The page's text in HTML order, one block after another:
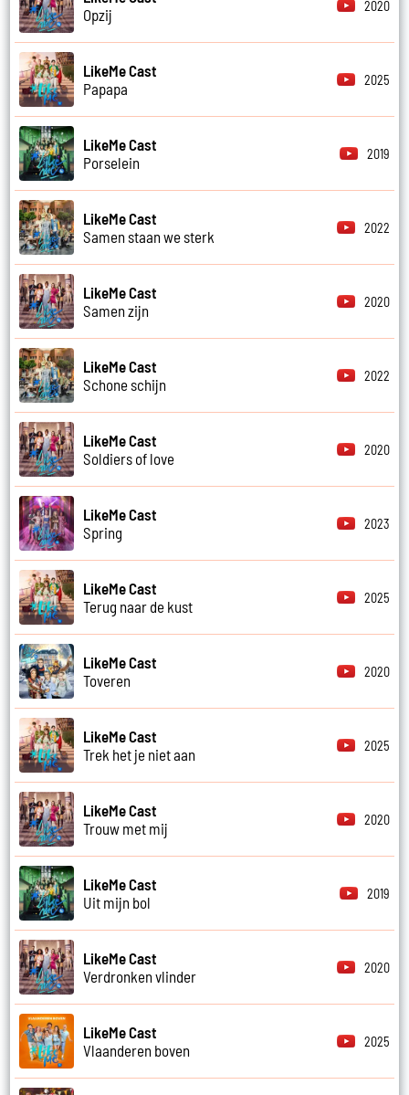
Opzij
2020
LikeMe Cast
Papapa
2025
LikeMe Cast
Porselein
2019
LikeMe Cast
Samen staan we sterk
2022
LikeMe Cast
Samen zijn
2020
LikeMe Cast
Schone schijn
2022
LikeMe Cast
Soldiers of love
2020
LikeMe Cast
Spring
2023
LikeMe Cast
Terug naar de kust
2025
LikeMe Cast
Toveren
2020
LikeMe Cast
Trek het je niet aan
2025
LikeMe Cast
Trouw met mij
2020
LikeMe Cast
Uit mijn bol
2019
LikeMe Cast
Verdronken vlinder
2020
LikeMe Cast
Vlaanderen boven
2025